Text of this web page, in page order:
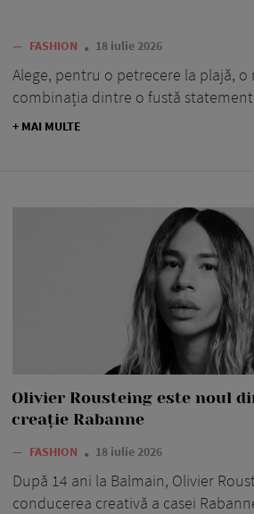
— FASHION 18 iulie 2026
Alege, pentru o petrecere la plajă, o
combinația dintre o fustă
+ MAI MULTE
Olivier Rousteing este noul
creație Rabanne
— FASHION 18 iulie 2026
După 14 ani la Balmain, Olivier
conducerea creativă a casei